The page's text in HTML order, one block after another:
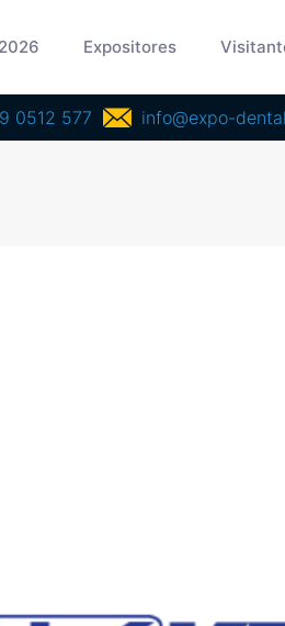
Expositores
0512 577 info@expo-